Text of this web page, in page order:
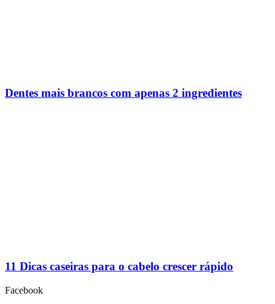
Dentes mais brancos com apenas 2 ingredientes
11 Dicas caseiras para o cabelo crescer rápido
Facebook